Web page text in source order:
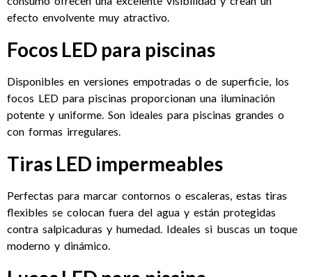
efecto envolvente muy atractivo.
Focos LED para piscinas
Disponibles en versiones empotradas o de superficie, los
focos LED para piscinas proporcionan una iluminación
potente y uniforme. Son ideales para piscinas grandes o
con formas irregulares.
Tiras LED impermeables
Perfectas para marcar contornos o escaleras, estas tiras
flexibles se colocan fuera del agua y están protegidas
contra salpicaduras y humedad. Ideales si buscas un toque
moderno y dinámico.